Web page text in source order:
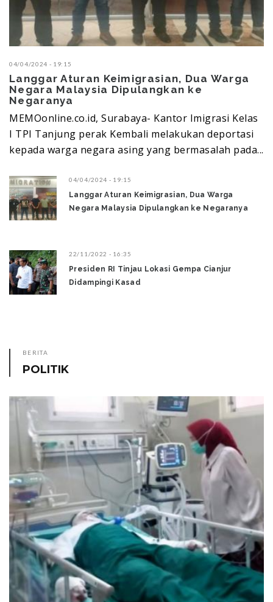
04/04/2024 - 19:15
Langgar Aturan Keimigrasian, Dua Warga
Negara Malaysia Dipulangkan ke
Negaranya
MEMOonline.co.id, Surabaya- Kantor Imigrasi Kelas
I TPI Tanjung perak Kembali melakukan deportasi
kepada warga negara asing yang bermasalah pada...
04/04/2024 - 19:15
Langgar Aturan Keimigrasian, Dua Warga
Negara Malaysia Dipulangkan ke Negaranya
22/11/2022 - 16:35
Presiden RI Tinjau Lokasi Gempa Cianjur
Didampingi Kasad
BERITA
POLITIK